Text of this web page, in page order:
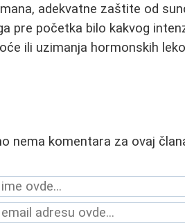
adekvatne zaštite od
pre početka bilo kakvog
ili uzimanja hormonskih
nema komentara za ovaj